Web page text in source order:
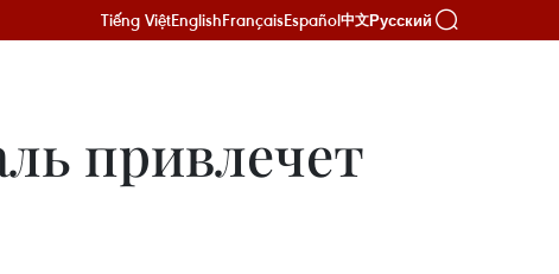
Tiếng ViệtEnglishFrançaisEspañol中文Русский
привлечет